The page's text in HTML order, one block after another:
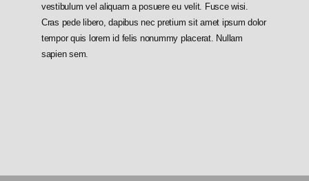
vestibulum vel aliquam a posuere eu velit. Fusce wisi.
Cras pede libero, dapibus nec pretium sit amet ipsum dolor
tempor quis lorem id felis nonummy placerat. Nullam
sapien sem.